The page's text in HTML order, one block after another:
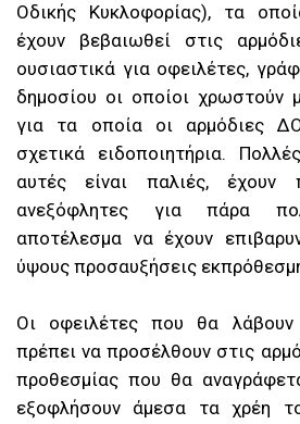
Οδικής Κυκλοφορίας), τα
έχουν βεβαιωθεί στις
ουσιαστικά για οφειλέτες,
δημοσίου οι οποίοι χρωστούν
για τα οποία οι αρμόδιες
σχετικά ειδοποιητήρια.
αυτές είναι παλιές, έχουν
ανεξόφλητες για πάρα
αποτέλεσμα να έχουν
ύψους προσαυξήσεις
Οι οφειλέτες που θα
πρέπει να προσέλθουν στις
προθεσμίας που θα
εξοφλήσουν άμεσα τα χρέη